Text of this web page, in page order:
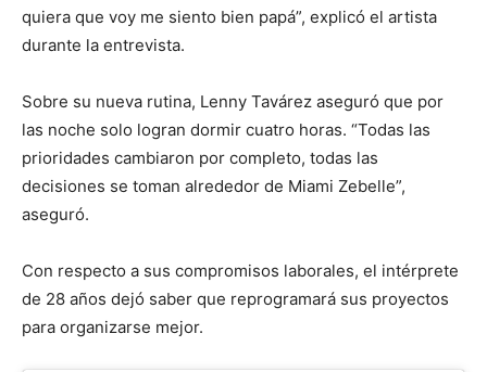
quiera que voy me siento bien papá”, explicó el artista
durante la entrevista.
Sobre su nueva rutina, Lenny Tavárez aseguró que por
las noche solo logran dormir cuatro horas. “Todas las
prioridades cambiaron por completo, todas las
decisiones se toman alrededor de Miami Zebelle”,
aseguró.
Con respecto a sus compromisos laborales, el intérprete
de 28 años dejó saber que reprogramará sus proyectos
para organizarse mejor.